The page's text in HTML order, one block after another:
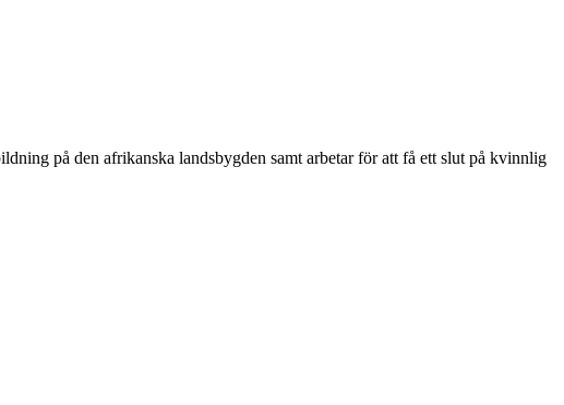
på den afrikanska landsbygden samt arbetar för att få ett slut på kvinnlig